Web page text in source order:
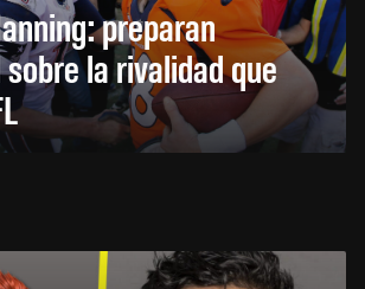
preparan
la rivalidad que